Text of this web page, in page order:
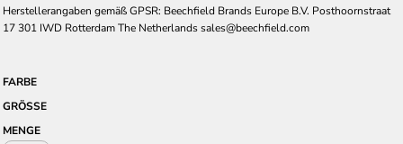
Herstellerangaben gemäß GPSR: Beechfield Brands Europe B.V. Posthoornstraat
17 301 IWD Rotterdam The Netherlands sales@beechfield.com
FARBE
GRÖSSE
MENGE